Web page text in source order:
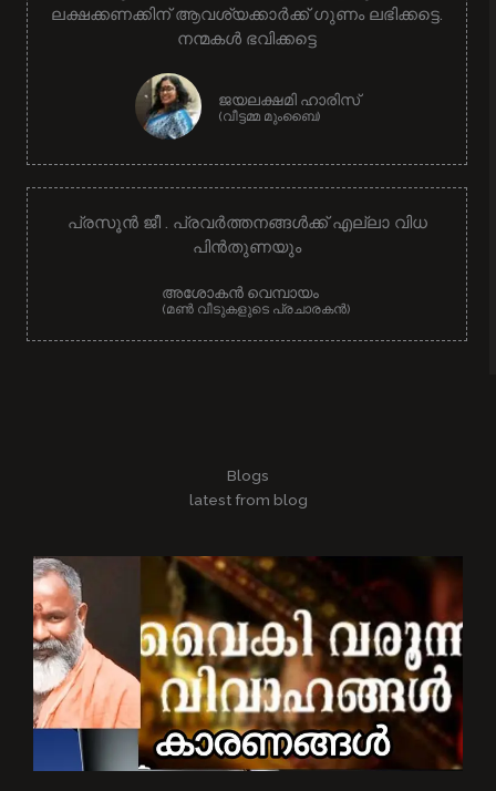
ലക്ഷക്കണക്കിന് ആവശ്യക്കാർക്ക് ഗുണം ലഭിക്കട്ടെ.
നന്മകൾ ഭവിക്കട്ടെ
ജയലക്ഷമി ഹാരിസ്
(വീട്ടമ്മ മുംബൈ)
പ്രസൂൻ ജീ . പ്രവർത്തനങ്ങൾക്ക് എല്ലാ വിധ
പിൻതുണയും
അശോകൻ വെമ്പായം
(മൺ വീടുകളുടെ പ്രചാരകൻ)
Blogs
latest from blog